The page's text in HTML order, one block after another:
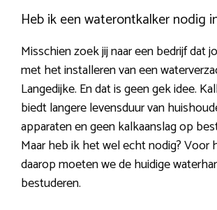
Heb ik een waterontkalker nodig
Misschien zoek jij naar een bedrijf dat
met het installeren van een
Langedijke. En dat is geen gek idee.
biedt langere levensduur van
apparaten en geen kalkaanslag op
Maar heb ik het wel echt nodig? Voor
daarop moeten we de huidige
bestuderen.